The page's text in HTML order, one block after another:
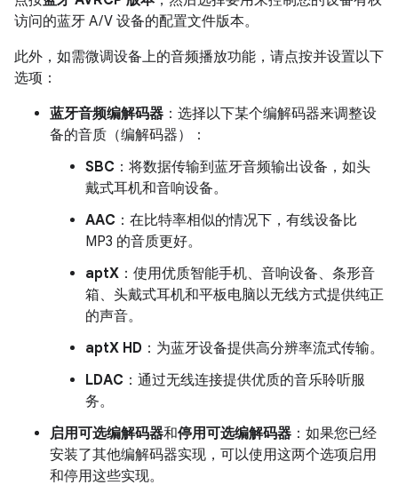
访问的蓝牙 A/V 设备的配置文件版本。
此外，如需微调设备上的音频播放功能，请点按并设置以下
选项：
蓝牙音频编解码器 ：选择以下某个编解码器来调整设
备的音质（编解码器）：
SBC ：将数据传输到蓝牙音频输出设备，如头
戴式耳机和音响设备。
AAC ：在比特率相似的情况下，有线设备比
MP3 的音质更好。
aptX ：使用优质智能手机、音响设备、条形音
箱、头戴式耳机和平板电脑以无线方式提供纯正
的声音。
aptX HD ：为蓝牙设备提供高分辨率流式传输。
LDAC ：通过无线连接提供优质的音乐聆听服
务。
启用可选编解码器和停用可选编解码器 ：如果您已经
安装了其他编解码器实现，可以使用这两个选项启用
和停用这些实现。